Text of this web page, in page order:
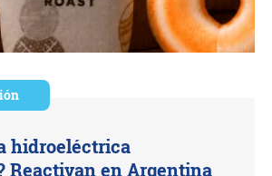
hidroeléctrica
Reactivan en Argentina